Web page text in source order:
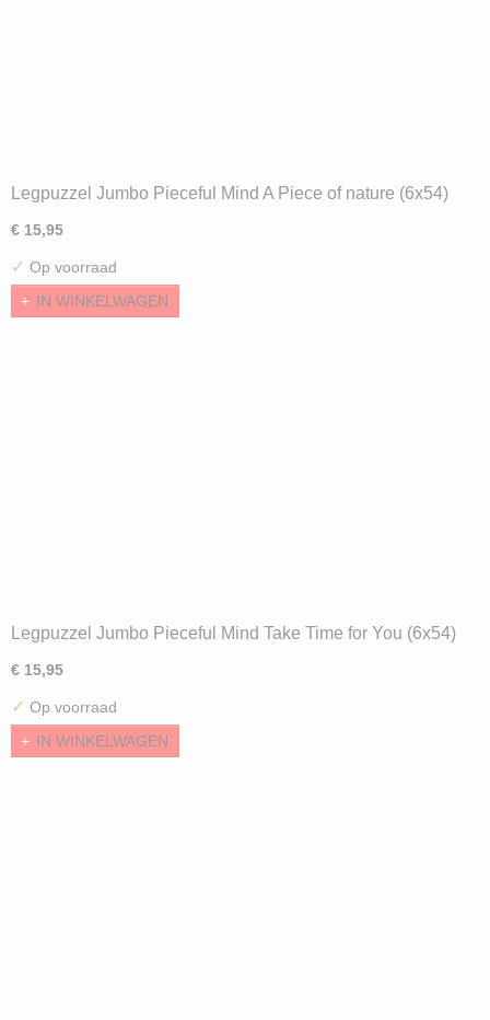
Legpuzzel Jumbo Pieceful Mind A Piece of nature (6x54)
€ 15,95
✓ Op voorraad
IN WINKELWAGEN
Legpuzzel Jumbo Pieceful Mind Take Time for You (6x54)
€ 15,95
✓ Op voorraad
IN WINKELWAGEN